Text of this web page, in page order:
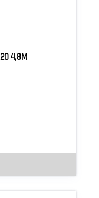
4,8M